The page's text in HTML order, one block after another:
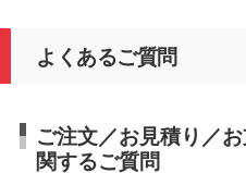
よくあるご質問
ご注文／お見積り／
関するご質問